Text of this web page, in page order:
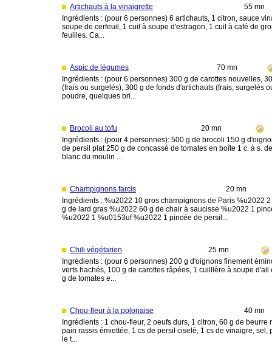
Artichauts à la vinaigrette
55 mn
Ingrédients : (pour 6 personnes) 6 artichauts, 1 citron, sauce
soupe de cerfeuil, 1 cuil à soupe d'estragon, 1 cuil à café de
feuilles. Ca...
Aspic de légumes
70 mn
Ingrédients : (pour 6 personnes) 300 g de carottes nouvelles,
(frais ou surgelés), 300 g de fonds d'artichauts (frais, surgelés
poudre, quelques bri...
Brocoli au tofu
20 mn
Ingrédients : (pour 4 personnes): 500 g de brocoli 150 g
de persil plat 250 g de concassé de tomates en boîte 1 c. à s.
blanc du moulin ...
Champignons farcis
20 mn
Ingrédients : %u2022 10 gros champignons de Paris %u2022
g de lard gras %u2022 60 g de chair à saucisse %u2022 1
%u2022 1 %u0153uf %u2022 1 pincée de persil...
Chili végétarien
25 mn
Ingrédients : (pour 6 personnes) 200 g d'oignons finement
verts hachés, 100 g de carottes râpées, 1 cuilllère à soupe
g de tomates e...
Chou-fleur à la polonaise
40 mn
Ingrédients : 1 chou-fleur, 2 oeufs durs, 1 citron, 60 g de
pain rassis émiettée, 1 cs de persil ciselé, 1 cs de vinaigre,
le t...